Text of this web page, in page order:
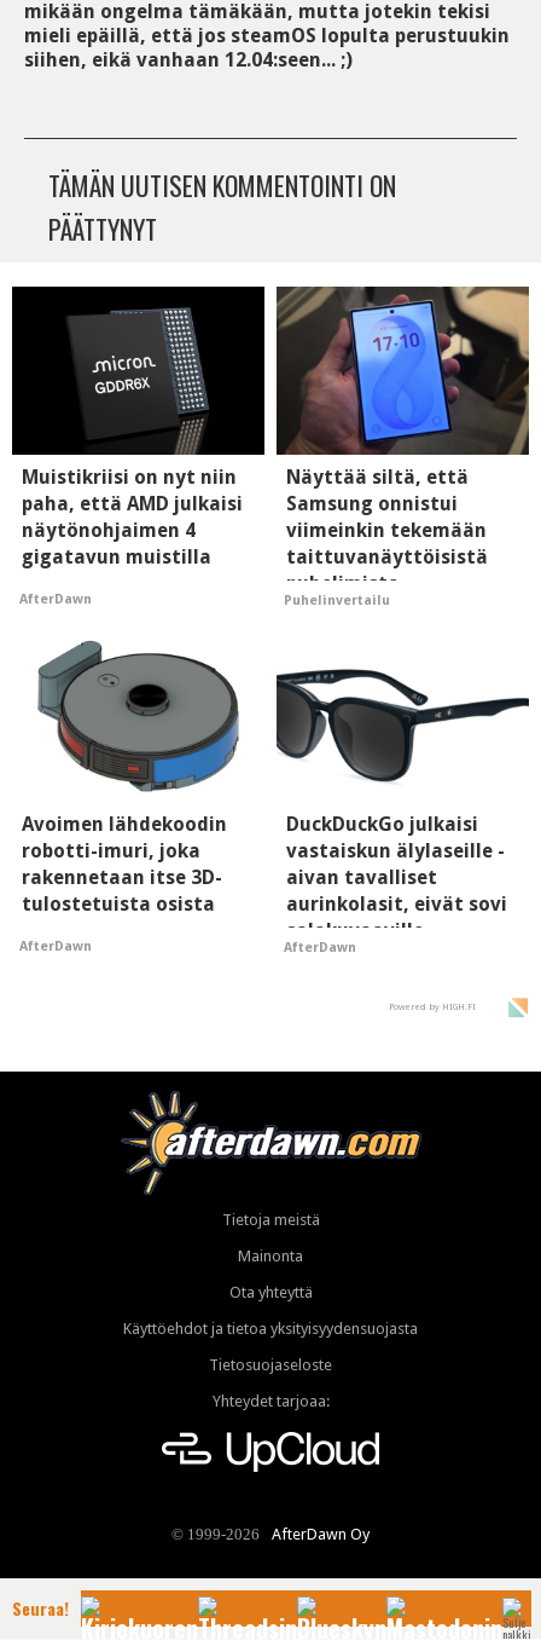
mikään ongelma tämäkään, mutta jotekin tekisi
mieli epäillä, että jos steamOS lopulta perustuukin
siihen, eikä vanhaan 12.04:seen... ;)
TÄMÄN UUTISEN KOMMENTOINTI ON
PÄÄTTYNYT
Muistikriisi on nyt niin
paha, että AMD julkaisi
näytönohjaimen 4
gigatavun muistilla
AfterDawn
Näyttää siltä, että
Samsung onnistui
viimeinkin tekemään
taittuvanäyttöisistä
puhelimista
supersuosittuja
Puhelinvertailu
Avoimen lähdekoodin
robotti-imuri, joka
rakennetaan itse 3D-
tulostetuista osista
AfterDawn
DuckDuckGo julkaisi
vastaiskun älylaseille -
aivan tavalliset
aurinkolasit, eivät sovi
salakuvaaville
hyypiöille
AfterDawn
Powered by HIGH.FI
Tietoja meistä
Mainonta
Ota yhteyttä
Käyttöehdot ja tietoa yksityisyydensuojasta
Tietosuojaseloste
Yhteydet tarjoaa:
© 1999-2026 AfterDawn Oy
Seuraa!